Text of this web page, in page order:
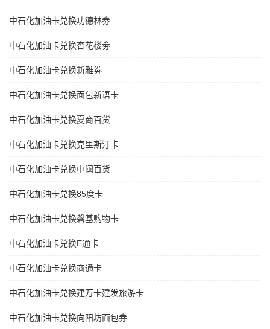
中石化加油卡兑换功德林劵
中石化加油卡兑换杏花楼劵
中石化加油卡兑换新雅劵
中石化加油卡兑换面包新语卡
中石化加油卡兑换夏商百货
中石化加油卡兑换克里斯汀卡
中石化加油卡兑换中闽百货
中石化加油卡兑换85度卡
中石化加油卡兑换磐基购物卡
中石化加油卡兑换E通卡
中石化加油卡兑换商通卡
中石化加油卡兑换建万卡建发旅游卡
中石化加油卡兑换向阳坊面包券